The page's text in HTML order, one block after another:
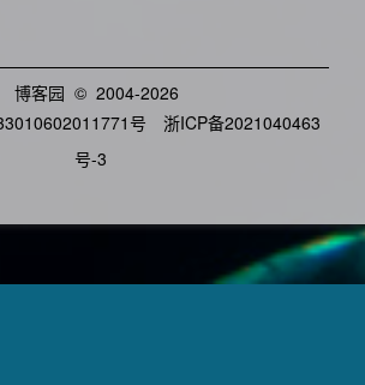
博客园 © 2004-2026
号
浙ICP备2021040463
号-3